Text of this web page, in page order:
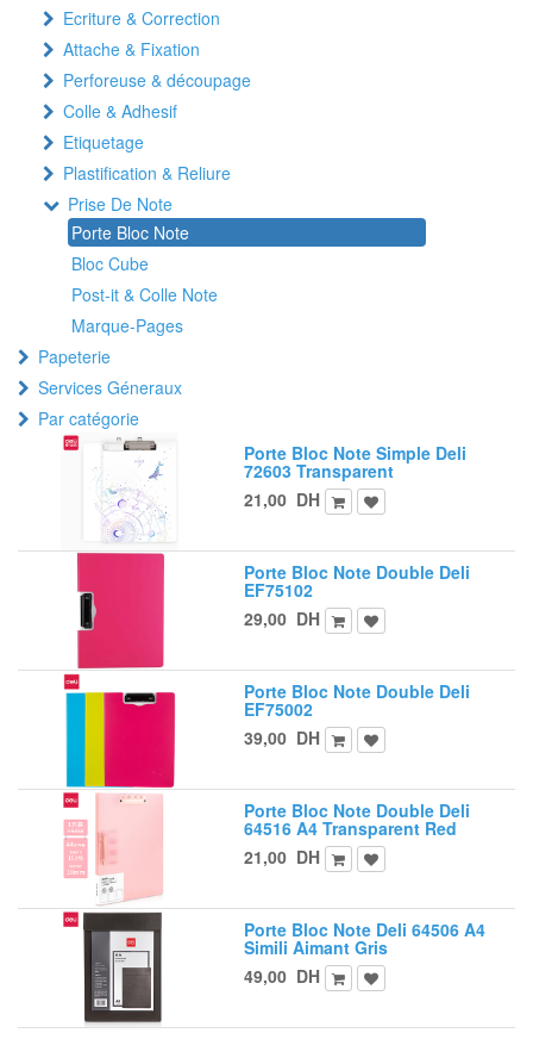
Ecriture & Correction
Attache & Fixation
Perforeuse & découpage
Colle & Adhesif
Etiquetage
Plastification & Reliure
Prise De Note
Porte Bloc Note
Bloc Cube
Post-it & Colle Note
Marque-Pages
Papeterie
Services Géneraux
Par catégorie
Porte Bloc Note Simple Deli
72603 Transparent
21,00 DH
Porte Bloc Note Double Deli
EF75102
29,00 DH
Porte Bloc Note Double Deli
EF75002
39,00 DH
Porte Bloc Note Double Deli
64516 A4 Transparent Red
21,00 DH
Porte Bloc Note Deli 64506 A4
Simili Aimant Gris
49,00 DH